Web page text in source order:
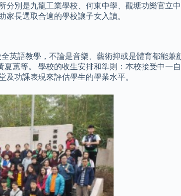
別是九龍工業學校、何東中學、觀塘功樂官立
長選取合適的學校讓子女入讀。
英語教學，不論是音樂、藝術抑或是體育都能兼
蕙等。 學校的收生安排和準則：本校接受中一
功課表現來評估學生的學業水平。